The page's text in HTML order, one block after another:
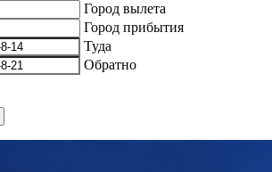
Город вылета
Город прибытия
Туда
Обратно